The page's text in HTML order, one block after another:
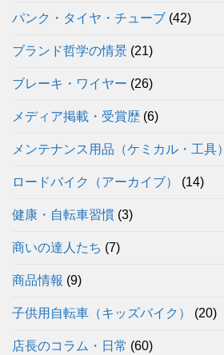
パンク・タイヤ・チューブ (42)
ブランド哲学の情景 (21)
ブレーキ・ワイヤー (26)
メディア掲載・受賞歴 (6)
メンテナンス用品（ケミカル・工具）
ロードバイク（アーカイブ） (14)
健康・自転車習慣 (3)
商いの達人たち (7)
商品情報 (9)
子供用自転車（キッズバイク） (20)
店長のコラム・日常 (60)